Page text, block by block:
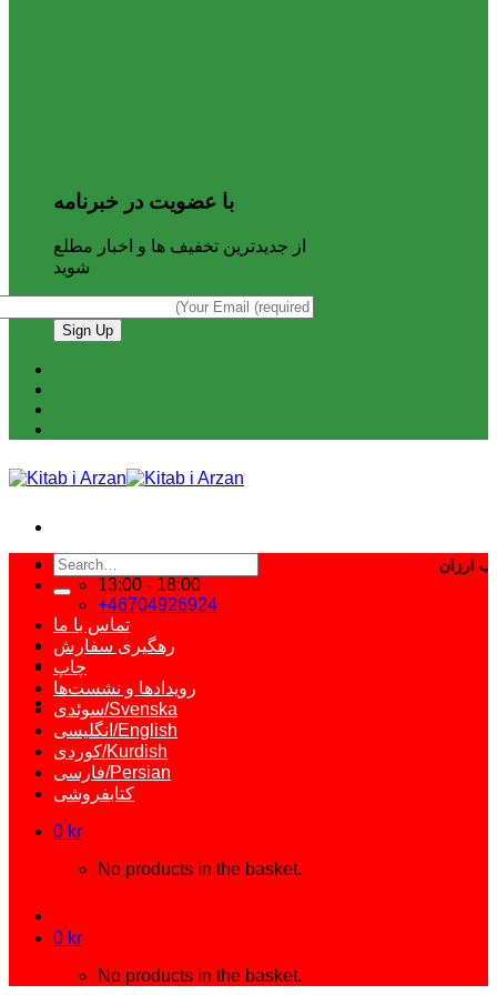
با عضویت در خبرنامه
از جدیدترین تخفیف ها و اخبار مطلع
شوید
13:00 - 18:00
+46704926924
Search
for:
تماس با ما
رهگیری سفارش
چاپ
رویدادها و نشست‌ها
سوئدی/Svenska
انگلیسی/English
کوردی/Kurdish
فارسی/Persian
کتابفروشی
0 kr
No products in the basket.
0 kr
No products in the basket.